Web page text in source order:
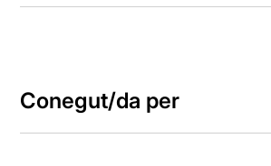
Conegut/da per